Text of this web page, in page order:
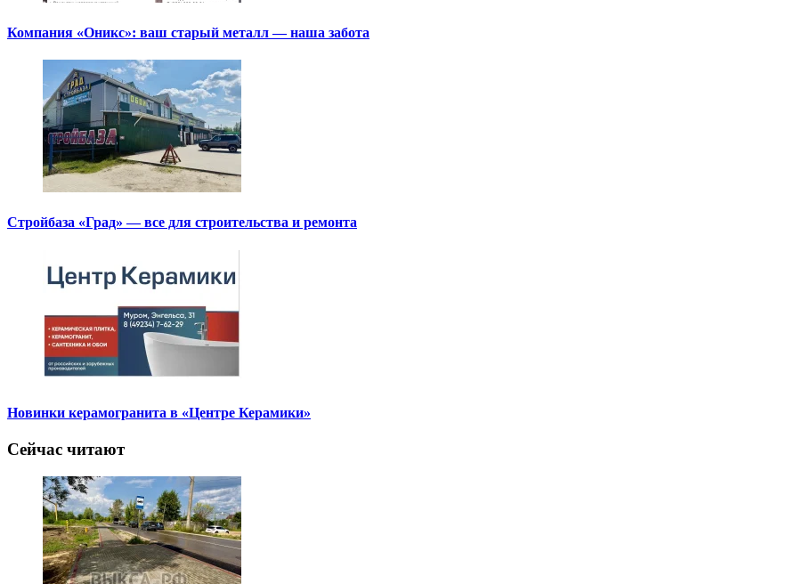
Компания «Оникс»: ваш старый металл — наша забота
Стройбаза «Град» — все для строительства и ремонта
Новинки керамогранита в «Центре Керамики»
Сейчас читают